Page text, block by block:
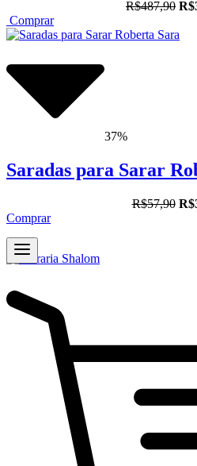
R$487,90
Comprar
37%
Saradas para Sarar
R$57,90
Comprar